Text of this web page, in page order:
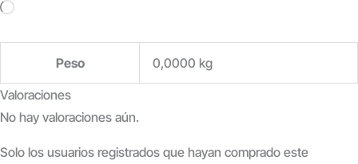
Cargando...
Peso
0,0000 kg
Valoraciones
No hay valoraciones aún.
Solo los usuarios registrados que hayan comprado este